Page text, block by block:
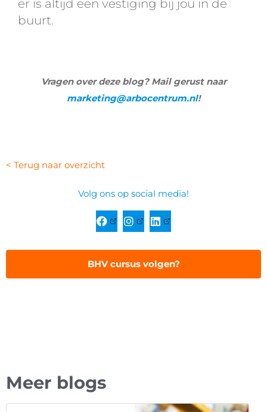
er is altijd een vestiging bij jou in de
buurt.
Vragen over deze blog? Mail gerust naar
marketing@arbocentrum.nl!
< Terug naar overzicht
Volg ons op social media!
BHV cursus volgen?
Meer blogs